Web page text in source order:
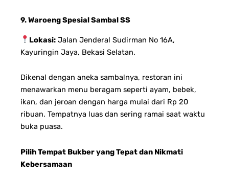
9. Waroeng Spesial Sambal SS
Lokasi:Jalan Jenderal Sudirman No 16A,
Kayuringin Jaya, Bekasi Selatan.
Dikenal dengan aneka sambalnya, restoran ini
menawarkan menu beragam seperti ayam, bebek,
ikan, dan jeroan dengan harga mulai dari Rp 20
ribuan. Tempatnya luas dan sering ramai saat waktu
buka puasa.
Pilih Tempat Bukber yang Tepat dan Nikmati
Kebersamaan